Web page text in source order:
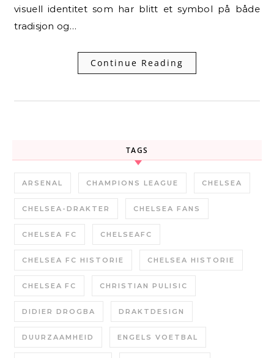
visuell identitet som har blitt et symbol på både
tradisjon og…
Continue Reading
TAGS
ARSENAL CHAMPIONS LEAGUE CHELSEA
CHELSEA-DRAKTER CHELSEA FANS
CHELSEA FC CHELSEAFC
CHELSEA FC HISTORIE CHELSEA HISTORIE
CHELSEA FC CHRISTIAN PULISIC
DIDIER DROGBA DRAKTDESIGN
DUURZAAMHEID ENGELS VOETBAL